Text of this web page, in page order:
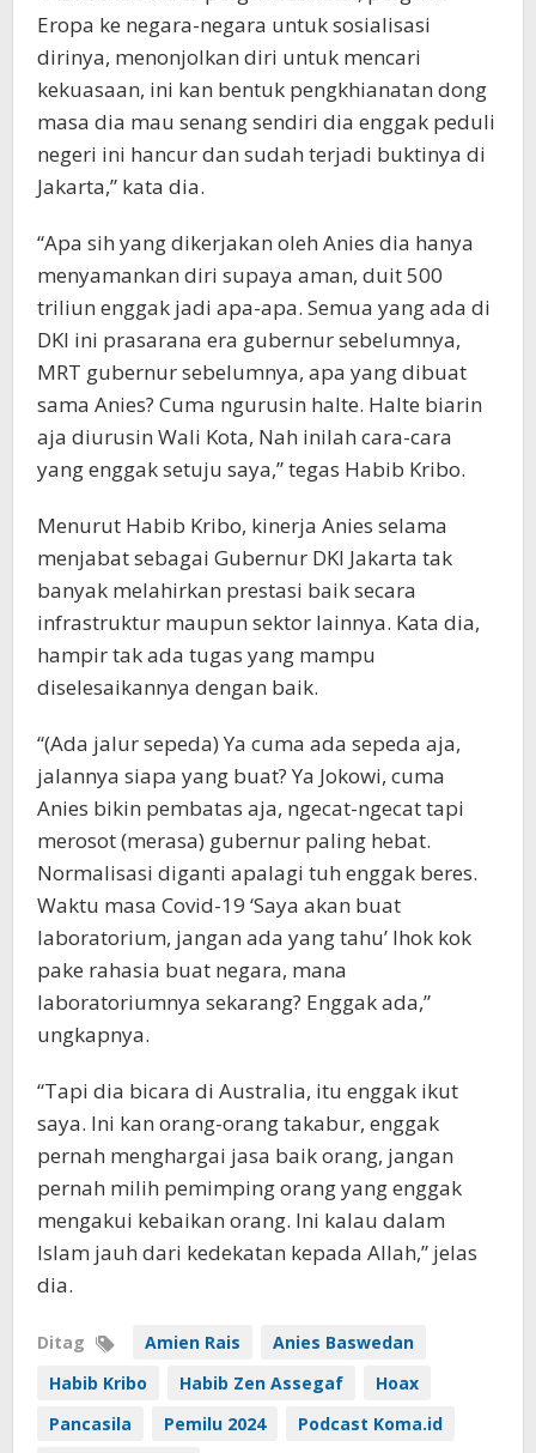
Eropa ke negara-negara untuk sosialisasi
dirinya, menonjolkan diri untuk mencari
kekuasaan, ini kan bentuk pengkhianatan dong
masa dia mau senang sendiri dia enggak peduli
negeri ini hancur dan sudah terjadi buktinya di
Jakarta,” kata dia.
“Apa sih yang dikerjakan oleh Anies dia hanya
menyamankan diri supaya aman, duit 500
triliun enggak jadi apa-apa. Semua yang ada di
DKI ini prasarana era gubernur sebelumnya,
MRT gubernur sebelumnya, apa yang dibuat
sama Anies? Cuma ngurusin halte. Halte biarin
aja diurusin Wali Kota, Nah inilah cara-cara
yang enggak setuju saya,” tegas Habib Kribo.
Menurut Habib Kribo, kinerja Anies selama
menjabat sebagai Gubernur DKI Jakarta tak
banyak melahirkan prestasi baik secara
infrastruktur maupun sektor lainnya. Kata dia,
hampir tak ada tugas yang mampu
diselesaikannya dengan baik.
“(Ada jalur sepeda) Ya cuma ada sepeda aja,
jalannya siapa yang buat? Ya Jokowi, cuma
Anies bikin pembatas aja, ngecat-ngecat tapi
merosot (merasa) gubernur paling hebat.
Normalisasi diganti apalagi tuh enggak beres.
Waktu masa Covid-19 ‘Saya akan buat
laboratorium, jangan ada yang tahu’ lhok kok
pake rahasia buat negara, mana
laboratoriumnya sekarang? Enggak ada,”
ungkapnya.
“Tapi dia bicara di Australia, itu enggak ikut
saya. Ini kan orang-orang takabur, enggak
pernah menghargai jasa baik orang, jangan
pernah milih pemimping orang yang enggak
mengakui kebaikan orang. Ini kalau dalam
Islam jauh dari kedekatan kepada Allah,” jelas
dia.
Ditag Amien Rais
Anies Baswedan
Habib Kribo
Habib Zen Assegaf
Hoax
Pancasila
Pemilu 2024
Podcast Koma.id